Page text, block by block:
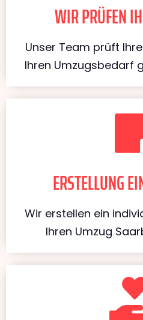
WIR PRÜFEN
Unser Team prüft
Ihren Umzugsbedarf
ERSTELLUNG
Wir erstellen ein
Ihren Umzug